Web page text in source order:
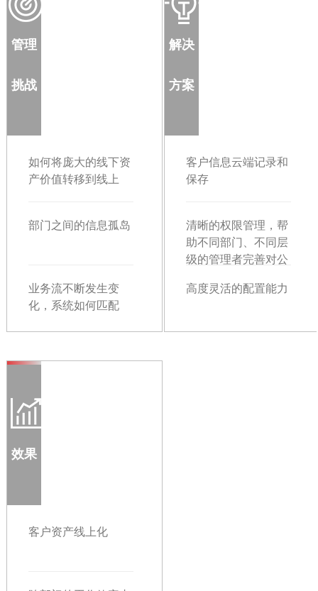
管理
挑战
如何将庞大的线下资
产价值转移到线上
部门之间的信息孤岛
业务流不断发生变
化，系统如何匹配
解决
方案
客户信息云端记录和
保存
清晰的权限管理，帮
助不同部门、不同层
级的管理者完善对公
理支持
高度灵活的配置能力
效果
客户资产线上化